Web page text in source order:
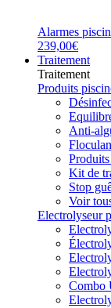
Alarmes
239,00€
Traitement
Traitement
Produits
Anti-
Kit de
Stop
Voir
Electrolyseur
Combo